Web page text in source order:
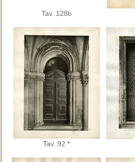
Tav. 128b
Tav. 92 *